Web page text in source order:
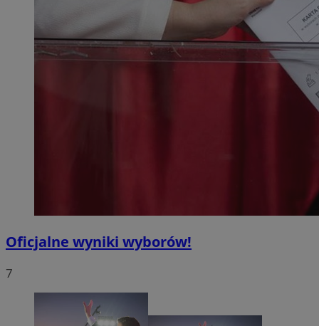
Oficjalne wyniki wyborów!
7